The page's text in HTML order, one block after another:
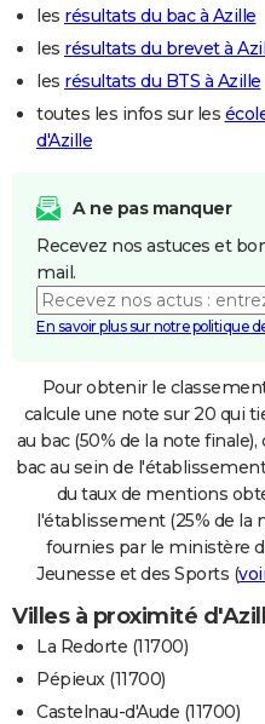
les résultats du bac à Azille
les résultats du brevet à
les résultats du BTS à Azille
toutes les infos sur les
d'Azille
A ne pas manquer
Recevez nos astuces et
mail.
En savoir plus sur notre politique
Pour obtenir le
calcule une note sur 20 qui
au bac (50% de la note
bac au sein de
du taux de mentions
l'établissement (25% de la
fournies par le ministère
Jeunesse et des Sports (
Villes à proximité
La Redorte (11700)
Pépieux (11700)
Castelnau-d'Aude (11700)